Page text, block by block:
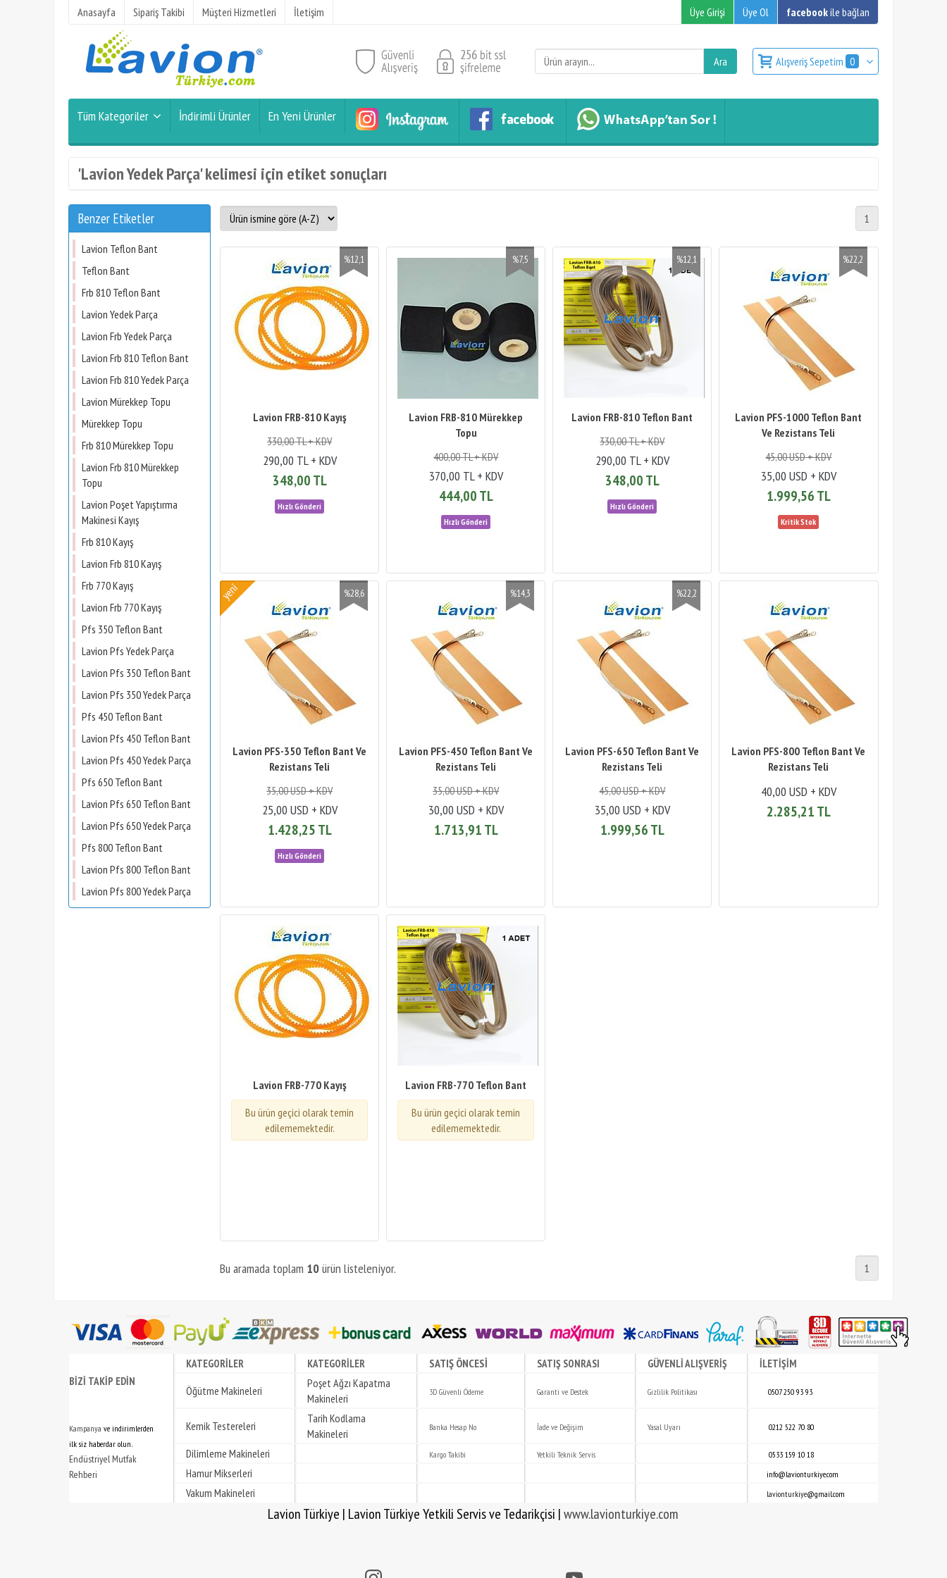
Anasayfa Sipariş Takibi Müşteri Hizmetleri İletişim Üye Girişi Üye Ol facebookile bağlan
Alışveriş Sepetim 0
Tüm Kategoriler İndirimli Ürünler En Yeni Ürünler
'Lavion Yedek Parça' kelimesi için etiket sonuçları
Benzer Etiketler
Lavion Teflon Bant
Teflon Bant
Frb 810 Teflon Bant
Lavion Yedek Parça
Lavion Frb Yedek Parça
Lavion Frb 810 Teflon Bant
Lavion Frb 810 Yedek Parça
Lavion Mürekkep Topu
Mürekkep Topu
Frb 810 Mürekkep Topu
Lavion Frb 810 Mürekkep
Topu
Lavion Poşet Yapıştırma
Makinesi Kayış
Frb 810 Kayış
Lavion Frb 810 Kayış
Frb 770 Kayış
Lavion Frb 770 Kayış
Pfs 350 Teflon Bant
Lavion Pfs Yedek Parça
Lavion Pfs 350 Teflon Bant
Lavion Pfs 350 Yedek Parça
Pfs 450 Teflon Bant
Lavion Pfs 450 Teflon Bant
Lavion Pfs 450 Yedek Parça
Pfs 650 Teflon Bant
Lavion Pfs 650 Teflon Bant
Lavion Pfs 650 Yedek Parça
Pfs 800 Teflon Bant
Lavion Pfs 800 Teflon Bant
Lavion Pfs 800 Yedek Parça
1
Lavion FRB-810 Kayış
330,00 TL + KDV
290,00 TL + KDV
348,00 TL
%12,1
Lavion FRB-810 Mürekkep
Topu
400,00 TL + KDV
370,00 TL + KDV
444,00 TL
%7,5
Lavion FRB-810 Teflon Bant
330,00 TL + KDV
290,00 TL + KDV
348,00 TL
%12,1
Lavion PFS-1000 Teflon Bant
Ve Rezistans Teli
45,00 USD + KDV
35,00 USD + KDV
1.999,56 TL
%22,2
Lavion PFS-350 Teflon Bant Ve
Rezistans Teli
35,00 USD + KDV
25,00 USD + KDV
1.428,25 TL
%28,6
Lavion PFS-450 Teflon Bant Ve
Rezistans Teli
35,00 USD + KDV
30,00 USD + KDV
1.713,91 TL
%14,3
Lavion PFS-650 Teflon Bant Ve
Rezistans Teli
45,00 USD + KDV
35,00 USD + KDV
1.999,56 TL
%22,2
Lavion PFS-800 Teflon Bant Ve
Rezistans Teli
40,00 USD + KDV
2.285,21 TL
Lavion FRB-770 Kayış
Bu ürün geçici olarak temin
edilememektedir.
Lavion FRB-770 Teflon Bant
Bu ürün geçici olarak temin
edilememektedir.
Bu aramada toplam 10ürün listeleniyor. 1
BİZİ TAKİP EDİN
Kampanya ve indirimlerden
ilk siz haberdar olun.
Endüstriyel Mutfak
Rehberi
KATEGORİLER KATEGORİLER SATIŞ ÖNCESİ SATIŞ SONRASI GÜVENLİ ALIŞVERİŞ İLETİŞİM
Öğütme Makineleri
Poşet Ağzı Kapatma
Makineleri
3D Güvenli Ödeme Garanti ve Destek Gizlilik Politikası 0507 250 93 93
Kemik Testereleri
Tarih Kodlama
Makineleri
Banka Hesap No İade ve Değişim Yasal Uyarı 0212 522 70 80
Dilimleme Makineleri Kargo Takibi Yetkili Teknik Servis 0533 159 10 18
Hamur Mikserleri info@lavionturkiye.com
Vakum Makineleri lavionturkiye@gmail.com
Lavion Türkiye | Lavion Türkiye Yetkili Servis ve Tedarikçisi |www.lavionturkiye.com